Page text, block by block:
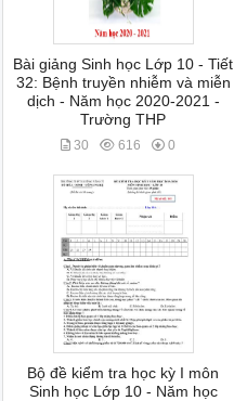
Bài giảng Sinh học Lớp 10 - Tiết
32: Bệnh truyền nhiễm và miễn
dịch - Năm học 2020-2021 -
Trường THP
30 616 0
Bộ đề kiểm tra học kỳ I môn
Sinh học Lớp 10 - Năm học